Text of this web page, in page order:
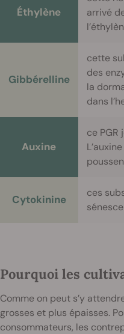
Éthylène
arrivé
Gibbérelline
cette
des
la
dans
Auxine
ce
Cytokinine
ces
Pourquoi les
Comme on peut s’y
grosses et plus épaisses.
consommateurs, les